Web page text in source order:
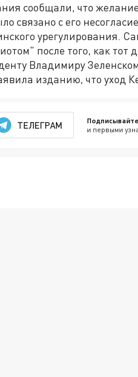
сообщали, что желание
связано с его
урегулирования.
после того, как тот
Владимиру
изданию, что уход
ТЕЛЕГРАМ и первыми